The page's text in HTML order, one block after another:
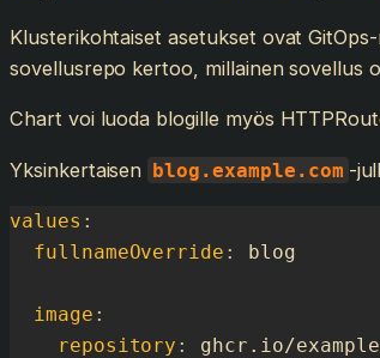
Klusterikohtaiset asetukset ovat
sovellusrepo kertoo, millainen sovellus
Chart voi luoda blogille myös
Yksinkertaisen blog.example.com -
values :
fullnameOverride : blog
image :
repository :
ghcr.io/